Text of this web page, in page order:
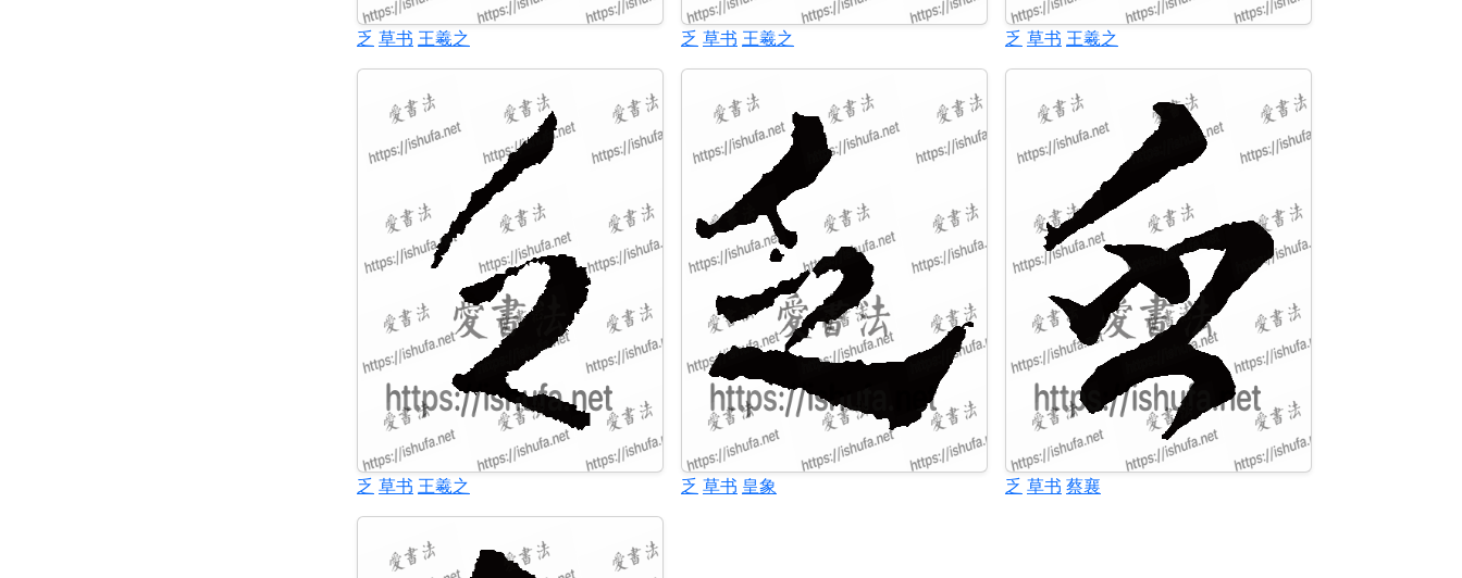
乏 草书 王羲之 乏 草书 王羲之 乏 草书 王羲之
乏 草书 王羲之 乏 草书 皇象 乏 草书 蔡襄